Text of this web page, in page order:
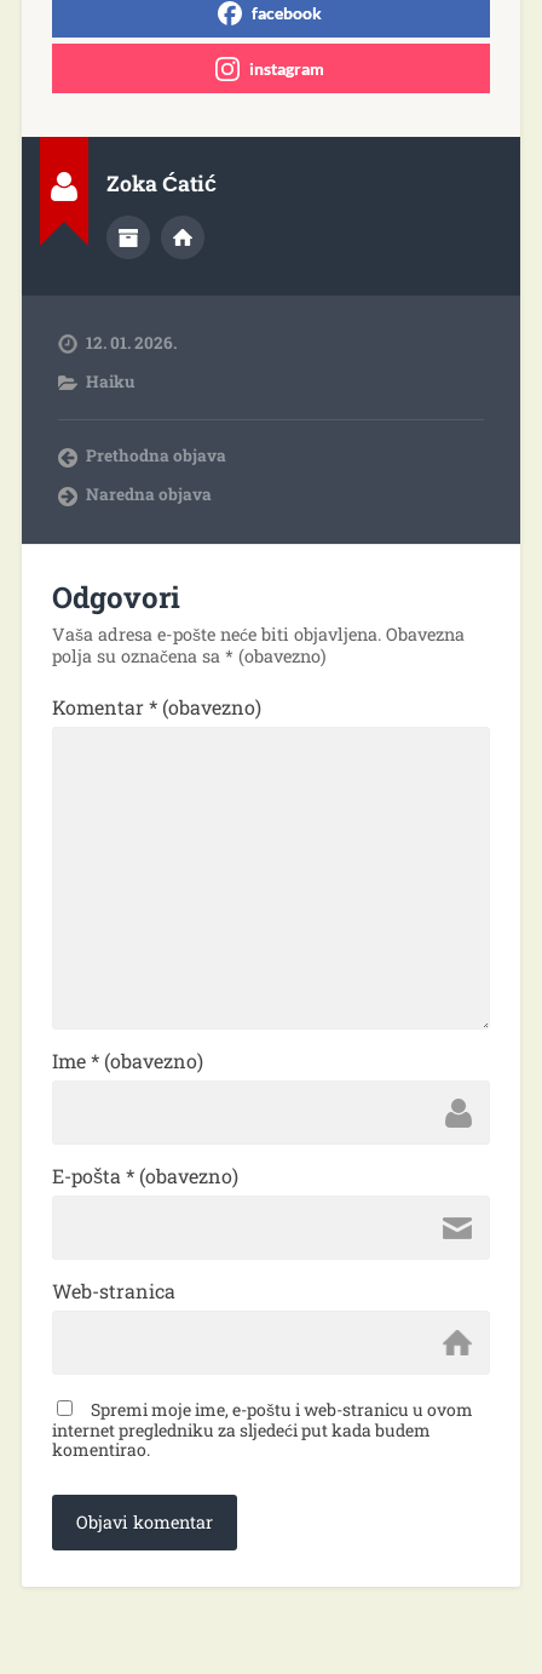
facebook
instagram
Zoka Ćatić
12. 01. 2026.
Haiku
Prethodna objava
Naredna objava
Odgovori
Vaša adresa e-pošte neće biti objavljena. Obavezna
polja su označena sa * (obavezno)
Komentar* (obavezno)
Ime* (obavezno)
E-pošta * (obavezno)
Web-stranica
Spremi moje ime, e-poštu i web-stranicu u ovom
internet pregledniku za sljedeći put kada budem
komentirao.